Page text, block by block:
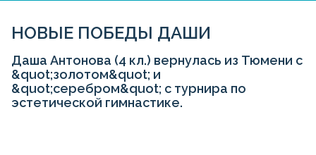
НОВЫЕ ПОБЕДЫ ДАШИ
Даша Антонова (4 кл.) вернулась из Тюмени с
&quot;золотом&quot; и
&quot;серебром&quot; с турнира по
эстетической гимнастике.